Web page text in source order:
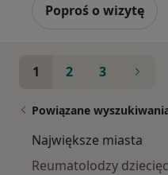
Poproś o wizytę
1 2 3
Powiązane
Największe miasta
Reumatolodzy